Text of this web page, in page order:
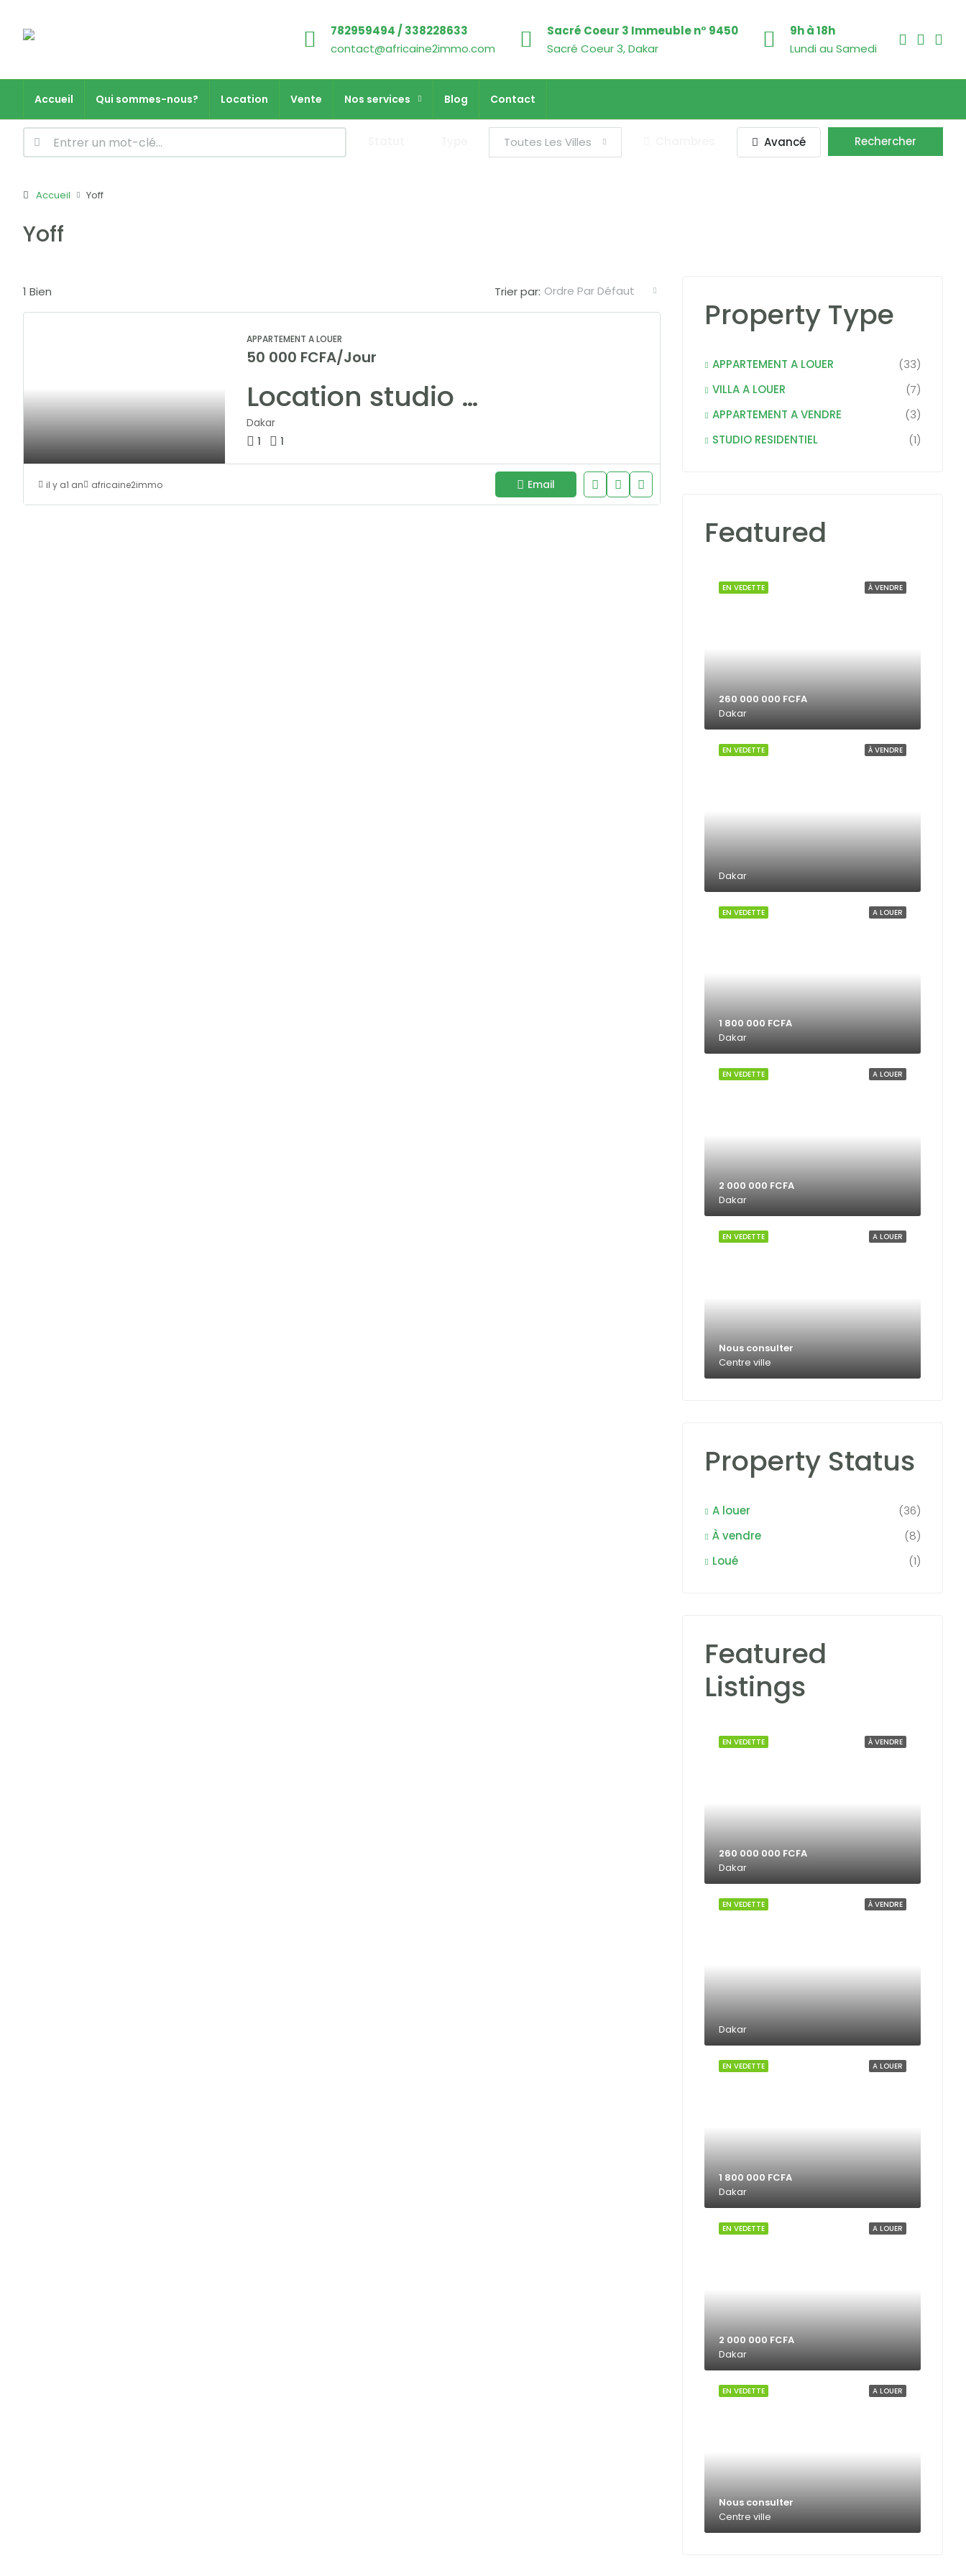
782959494 / 338228633
contact@africaine2immo.com
Sacré Coeur 3 Immeuble n° 9450
Sacré Coeur 3, Dakar
9h à 18h
Lundi au Samedi
Accueil Qui sommes-nous? Location Vente Nos services Blog Contact
Toutes Les Villes Avancé Rechercher
Accueil Yoff
Yoff
1 Bien Trier par: Ordre Par Défaut
APPARTEMENT A LOUER
50 000 FCFA/Jour
Location studio meublé moderne au Virage avec terrasse – confort et sécurité
Dakar
1
1
il y a1 an africaine2immo Email
Property Type
APPARTEMENT A LOUER
(33)
VILLA A LOUER
(7)
APPARTEMENT A VENDRE
(3)
STUDIO RESIDENTIEL
(1)
Featured
À VENDRE
EN VEDETTE
260 000 000 FCFA
Dakar
À VENDRE
EN VEDETTE
Dakar
A LOUER
EN VEDETTE
1 800 000 FCFA
Dakar
A LOUER
EN VEDETTE
2 000 000 FCFA
Dakar
A LOUER
EN VEDETTE
Nous consulter
Centre ville
Property Status
A louer
(36)
À vendre
(8)
Loué
(1)
Featured
Listings
À VENDRE
EN VEDETTE
260 000 000 FCFA
Dakar
À VENDRE
EN VEDETTE
Dakar
A LOUER
EN VEDETTE
1 800 000 FCFA
Dakar
A LOUER
EN VEDETTE
2 000 000 FCFA
Dakar
A LOUER
EN VEDETTE
Nous consulter
Centre ville